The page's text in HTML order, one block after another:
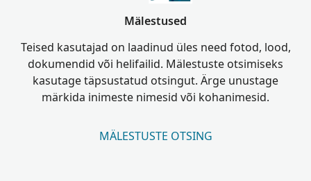
Mälestused
Teised kasutajad on laadinud üles need fotod, lood,
dokumendid või helifailid. Mälestuste otsimiseks
kasutage täpsustatud otsingut. Ärge unustage
märkida inimeste nimesid või kohanimesid.
MÄLESTUSTE OTSING